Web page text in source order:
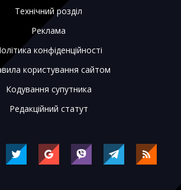
Технічний розділ
Реклама
конфіденційності
користування сайтом
Кодування супутника
Редакційний статут